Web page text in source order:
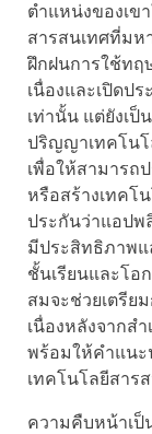
ตำแหน่งของเข
สารสนเทศที่มห
ฝึกฝนการใช้ทฤ
เนื่องและเปิดป
เท่านั้น แต่ยังเ
ปริญญาเทคโนโ
เพื่อให้สามารถ
หรือสร้างเทคโ
ประกันว่าแอปพ
มีประสิทธิภาพแ
ชั้นเรียนและโอ
สมจะช่วยเตรีย
เนื่องหลังจากส
พร้อมให้คำแนะ
เทคโนโลยีสาร
ความคืบหน้าเ